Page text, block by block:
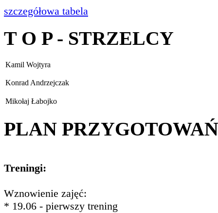
szczegółowa tabela
T O P - STRZELCY
Kamil Wojtyra
Konrad Andrzejczak
Mikołaj Łabojko
PLAN PRZYGOTOWAŃ
Treningi:
Wznowienie zajęć:
* 19.06 - pierwszy trening